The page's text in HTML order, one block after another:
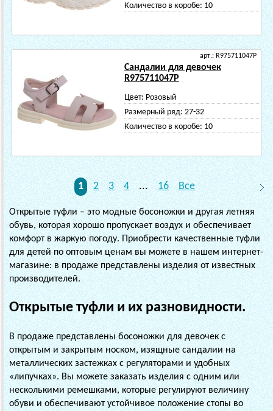
Количество в коробе: 10
арт.: R975711047P
Сандалии для девочек
R975711047P
Цвет: Розовый
Размерный ряд: 27-32
Количество в коробе: 10
1 2 3 4 ... 16 Все
Открытые туфли – это модные босоножки и другая летняя
обувь, которая хорошо пропускает воздух и обеспечивает
комфорт в жаркую погоду. Приобрести качественные туфли
для детей по оптовым ценам вы можете в нашем интернет-
магазине: в продаже представлены изделия от известных
производителей.
Открытые туфли и их разновидности.
В продаже представлены босоножки для девочек с
открытым и закрытым носком, изящные сандалии на
металлических застежках с регуляторами и удобных
«липучках». Вы можете заказать изделия с одним или
несколькими ремешками, которые регулируют величину
обуви и обеспечивают устойчивое положение стопы во